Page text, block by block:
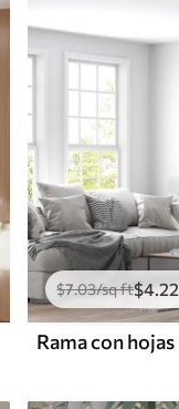
$7.03/sq ft$4.22
Rama con hojas